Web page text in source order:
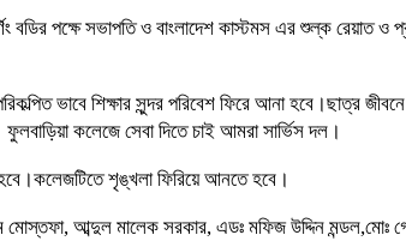
পক্ষে সভাপতি ও বাংলাদেশ কাস্টমস এর শুল্ক রেয়াত ও
ভাবে শিক্ষার সুন্দর পরিবেশ ফিরে আনা হবে।ছাত্র
ফুলবাড়িয়া কলেজে সেবা দিতে চাই আমরা সার্ভিস দল।
শৃঙ্খলা ফিরিয়ে আনতে হবে।
আব্দুল মালেক সরকার, এডঃ মফিজ উদ্দিন মন্ডল,মোঃ